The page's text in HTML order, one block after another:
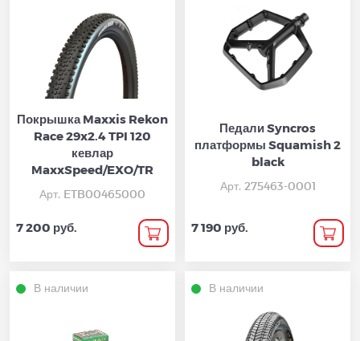
Покрышка Maxxis Rekon
Race 29x2.4 TPI 120
кевлар
MaxxSpeed/EXO/TR
Арт. ETB00465000
7 200 руб.
Педали Syncros
платформы Squamish 2
black
Арт. 275463-0001
7 190 руб.
В наличии В наличии